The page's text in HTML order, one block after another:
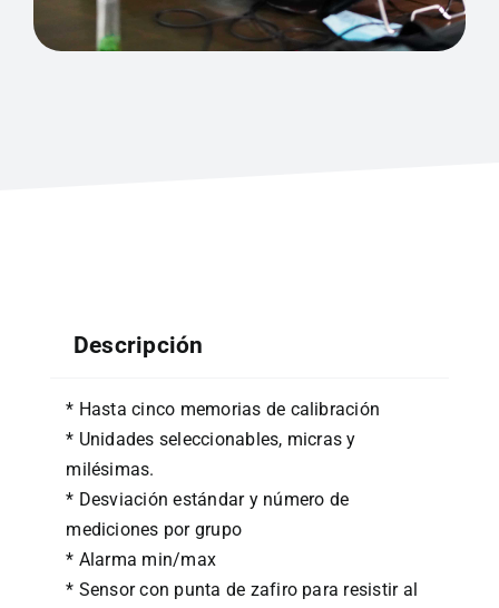
Descripción
* Hasta cinco memorias de calibración
* Unidades seleccionables, micras y
milésimas.
* Desviación estándar y número de
mediciones por grupo
* Alarma min/max
* Sensor con punta de zafiro para resistir al